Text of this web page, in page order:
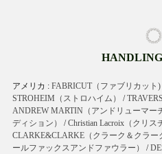
アメリカ : FABRICUT（ファブリカット)
STROHEIM（ストロハイム）
/
ANDREW MARTIN（アンドリューマー
ディション）
/Christian Lacroix（クリス
CLARKE&CLARKE（クラーク＆クラー
ールファックスアンドファウラー）
/